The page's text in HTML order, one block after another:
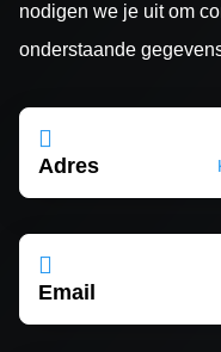
nodigen we je uit om
onderstaande

Adres

Email